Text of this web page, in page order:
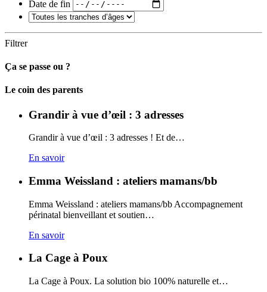
Date de fin
Filtrer
Ça se passe ou ?
Carto
Le coin des parents
Grandir à vue d’œil : 3 adresses
Grandir à vue d’œil : 3 adresses ! Et de…
En savoir
Emma Weissland : ateliers mamans/bb
Emma Weissland : ateliers mamans/bb Accompagnement
périnatal bienveillant et soutien…
En savoir
La Cage à Poux
La Cage à Poux. La solution bio 100% naturelle et…